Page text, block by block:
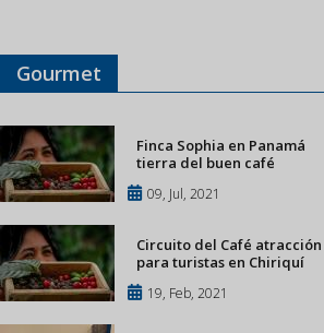
Gourmet
Finca Sophia en Panamá
tierra del buen café
09, Jul, 2021
Circuito del Café atracción
para turistas en Chiriquí
19, Feb, 2021